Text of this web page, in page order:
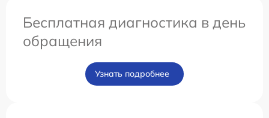
Бесплатная диагностика в день
обращения
Узнать подробнее